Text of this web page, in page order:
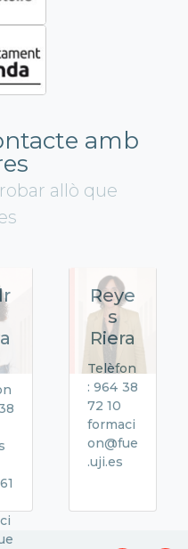
amb
allò que
Reye
s
Riera
Telèfon
: 964 38
72 10
formaci
on@fue
.uji.es